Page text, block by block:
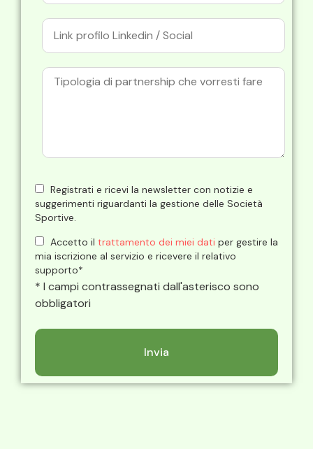
Registrati e ricevi la newsletter con notizie e
suggerimenti riguardanti la gestione delle Società
Sportive.
Accetto il trattamento dei miei dati per gestire la
mia iscrizione al servizio e ricevere il relativo
supporto*
* I campi contrassegnati dall'asterisco sono
obbligatori